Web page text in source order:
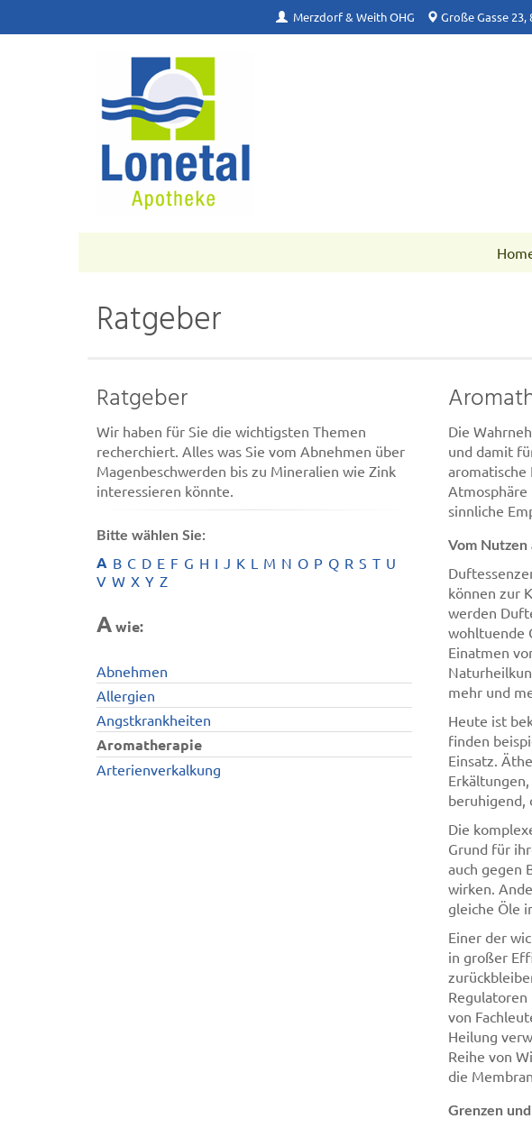
Merzdorf & Weith OHG Große Gasse
Ratgeber
Ratgeber
Wir haben für Sie die wichtigsten Themen
recherchiert. Alles was Sie vom Abnehmen über
Magenbeschwerden bis zu Mineralien wie Zink
interessieren könnte.
Bitte wählen Sie:
A B C D E F G H I J K L M N O P Q R S T U
V W X Y Z
Awie:
Abnehmen
Allergien
Angstkrankheiten
Aromatherapie
Arterienverkalkung
Die
und damit
aromatische
Atmosphäre
sinnliche
Vom Nutzen
können zur
werden
wohltuende
Einatmen
mehr und
Heute ist
finden
Einsatz.
beruhigend,
Die
Grund für
auch gegen
wirken.
gleiche Öle
Einer der
in großer
von
Heilung
Reihe von
die
Grenzen